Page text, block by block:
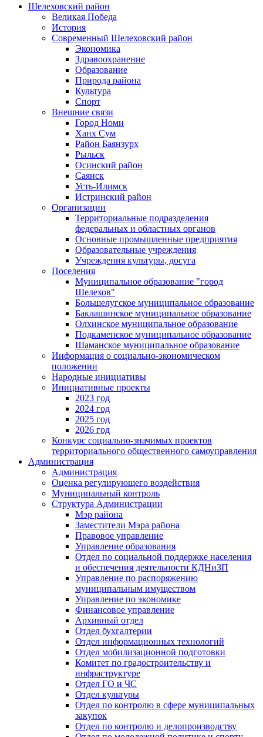
Шелеховский район
Великая Победа
История
Современный Шелеховский район
Экономика
Здравоохранение
Образование
Природа района
Культура
Спорт
Внешние связи
Город Номи
Ханх Сум
Район Баянзурх
Рыльск
Осинский район
Саянск
Усть-Илимск
Истринский район
Организации
Территориальные подразделения
федеральных и областных органов
Основные промышленные предприятия
Образовательные учреждения
Учреждения культуры, досуга
Поселения
Муниципальное образование "город
Шелехов"
Большелугское муниципальное образование
Баклашинское муниципальное образование
Олхинское муниципальное образование
Подкаменское муниципальное образование
Шаманское муниципальное образование
Информация о социально-экономическом
положении
Народные инициативы
Инициативные проекты
2023 год
2024 год
2025 год
2026 год
Конкурс социально-значимых проектов
территориального общественного самоуправления
Администрация
Администрация
Оценка регулирующего воздействия
Муниципальный контроль
Структура Администрации
Мэр района
Заместители Мэра района
Правовое управление
Управление образования
Отдел по социальной поддержке населения
и обеспечения деятельности КДНиЗП
Управление по распоряжению
муниципальным имуществом
Управление по экономике
Финансовое управление
Архивный отдел
Отдел бухгалтерии
Отдел информационных технологий
Отдел мобилизационной подготовки
Комитет по градостроительству и
инфраструктуре
Отдел ГО и ЧС
Отдел культуры
Отдел по контролю в сфере муниципальных
закупок
Отдел по контролю и делопроизводству